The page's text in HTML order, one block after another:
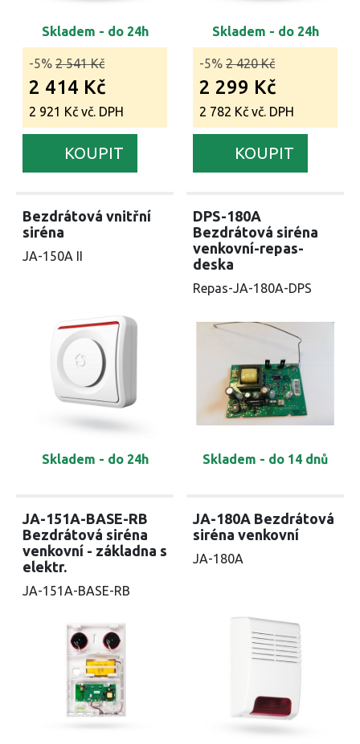
Skladem - do 24h
-5% 2 541 Kč
2 414 Kč
2 921 Kč vč. DPH
KOUPIT
Skladem - do 24h
-5% 2 420 Kč
2 299 Kč
2 782 Kč vč. DPH
KOUPIT
Bezdrátová vnitřní
siréna
JA-150A II
Skladem - do 24h
DPS-180A
Bezdrátová siréna
venkovní-repas-
deska
Repas-JA-180A-DPS
Skladem - do 14 dnů
JA-151A-BASE-RB
Bezdrátová siréna
venkovní - základna s
elektr.
JA-151A-BASE-RB
JA-180A Bezdrátová
siréna venkovní
JA-180A